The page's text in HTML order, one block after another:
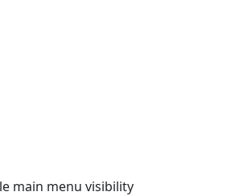
main menu visibility